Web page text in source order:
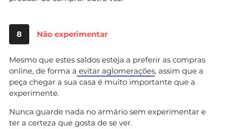
8 Não experimentar
Mesmo que estes saldos esteja a preferir as compras
online, de forma a evitar aglomerações, assim que a
peça chegar a sua casa é muito importante que a
experimente.
Nunca guarde nada no armário sem experimentar e
ter a certeza que gosta de se ver.